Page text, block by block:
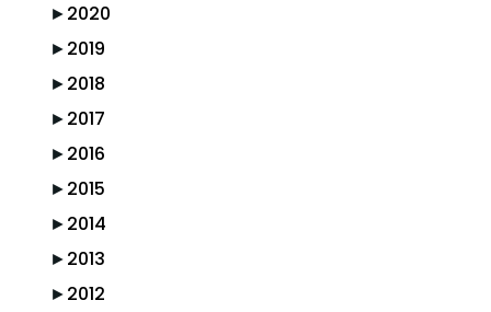
►2020
►2019
►2018
►2017
►2016
►2015
►2014
►2013
►2012